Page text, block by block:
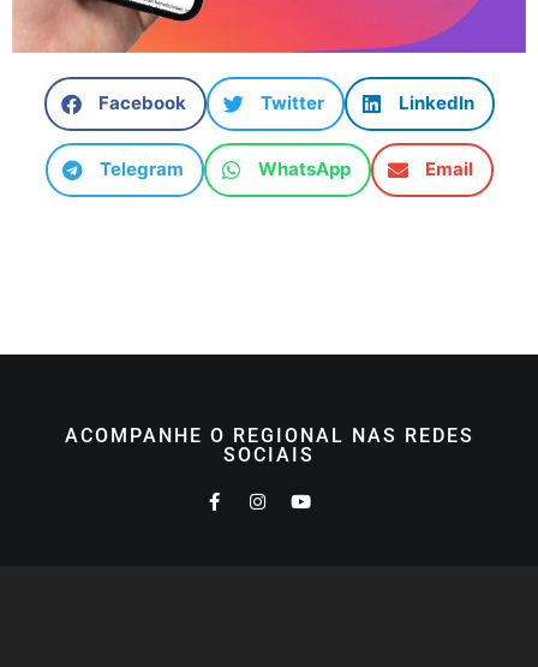
Facebook Twitter LinkedIn
Telegram WhatsApp Email
ACOMPANHE O REGIONAL NAS REDES
SOCIAIS